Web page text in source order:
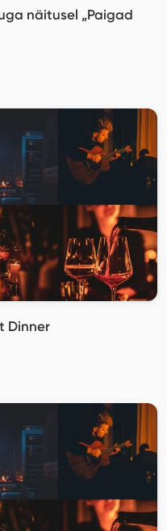
näitusel „Paigad
Dinner